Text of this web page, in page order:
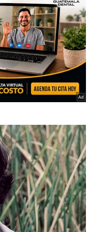
ಅಪ್ಪಟ
ಪತ್ರಿಕೋದ್ಯಮ ಪದವಿ ಇದೆ.
ಕಾಲಿಟ್ಟವನು.
ಕಲಿಯೋದಿದೆ ಅಪಾರ.
ಕ್ರೀಡಾ ಸುದ್ದಿಯೇ ನನ್ನ
News in
ಅಪ್ಡೇಟ್‌ಗಳಿಗಾಗಿ
ಮಾಡಿ.IPL
ಸುದ್ದಿ
), ವಿಶೇಷ ವರದಿಗಳು
ಮಾಹಿತಿ
ಸುವರ್ಣ
ಮಾಡಿ ಹಾಗೂ